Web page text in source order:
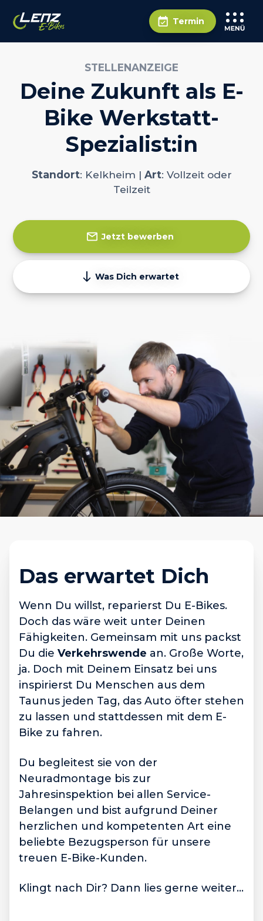
Termin
STELLENANZEIGE
Deine Zukunft als E-
Bike Werkstatt-
Spezialist:in
Standort: Kelkheim | Art: Vollzeit oder
Teilzeit
Jetzt bewerben
Was Dich erwartet
Das erwartet Dich
Wenn Du willst, reparierst Du E-Bikes.
Doch das wäre weit unter Deinen
Fähigkeiten. Gemeinsam mit uns packst
Du die Verkehrswende an. Große Worte,
ja. Doch mit Deinem Einsatz bei uns
inspirierst Du Menschen aus dem
Taunus jeden Tag, das Auto öfter stehen
zu lassen und stattdessen mit dem E-
Bike zu fahren.
Du begleitest sie von der
Neuradmontage bis zur
Jahresinspektion bei allen Service-
Belangen und bist aufgrund Deiner
herzlichen und kompetenten Art eine
beliebte Bezugsperson für unsere
treuen E-Bike-Kunden.
Klingt nach Dir? Dann lies gerne weiter…